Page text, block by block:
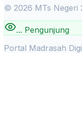
© 2026 MTs Negeri
... Pengunjung
Portal Madrasah